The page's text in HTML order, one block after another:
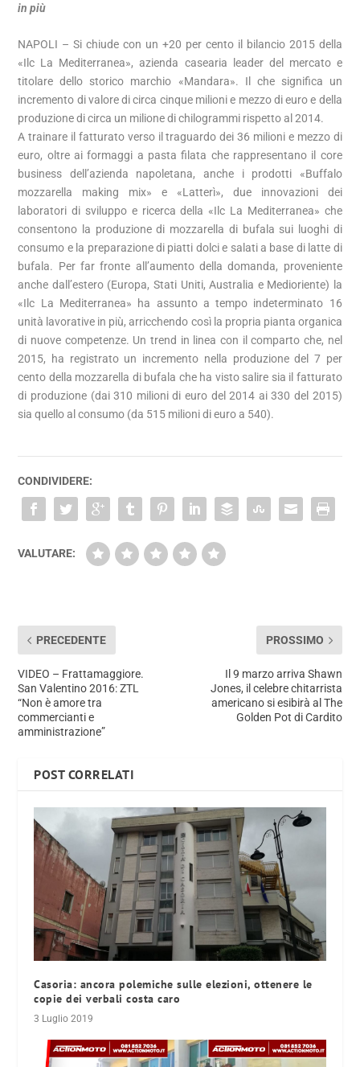
in più
NAPOLI – Si chiude con un +20 per cento il bilancio 2015 della
«Ilc La Mediterranea», azienda casearia leader del mercato e
titolare dello storico marchio «Mandara». Il che significa un
incremento di valore di circa cinque milioni e mezzo di euro e della
produzione di circa un milione di chilogrammi rispetto al 2014.
A trainare il fatturato verso il traguardo dei 36 milioni e mezzo di
euro, oltre ai formaggi a pasta filata che rappresentano il core
business dell’azienda napoletana, anche i prodotti «Buffalo
mozzarella making mix» e «Latterì», due innovazioni dei
laboratori di sviluppo e ricerca della «Ilc La Mediterranea» che
consentono la produzione di mozzarella di bufala sui luoghi di
consumo e la preparazione di piatti dolci e salati a base di latte di
bufala. Per far fronte all’aumento della domanda, proveniente
anche dall’estero (Europa, Stati Uniti, Australia e Medioriente) la
«Ilc La Mediterranea» ha assunto a tempo indeterminato 16
unità lavorative in più, arricchendo così la propria pianta organica
di nuove competenze. Un trend in linea con il comparto che, nel
2015, ha registrato un incremento nella produzione del 7 per
cento della mozzarella di bufala che ha visto salire sia il fatturato
di produzione (dai 310 milioni di euro del 2014 ai 330 del 2015)
sia quello al consumo (da 515 milioni di euro a 540).
CONDIVIDERE:
VALUTARE:
PRECEDENTE
VIDEO – Frattamaggiore.
San Valentino 2016: ZTL
“Non è amore tra
commercianti e
amministrazione”
PROSSIMO
Il 9 marzo arriva Shawn
Jones, il celebre chitarrista
americano si esibirà al The
Golden Pot di Cardito
POST CORRELATI
Casoria: ancora polemiche sulle elezioni, ottenere le
copie dei verbali costa caro
3 Luglio 2019